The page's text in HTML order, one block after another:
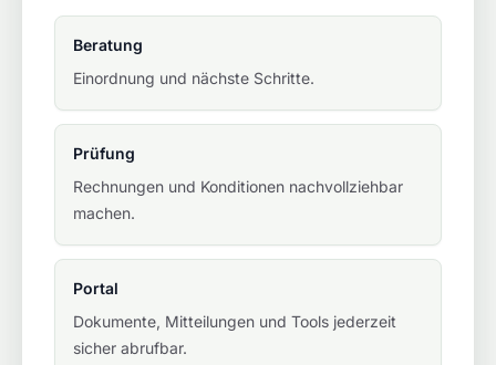
Beratung
Einordnung und nächste Schritte.
Prüfung
Rechnungen und Konditionen nachvollziehbar
machen.
Portal
Dokumente, Mitteilungen und Tools jederzeit
sicher abrufbar.